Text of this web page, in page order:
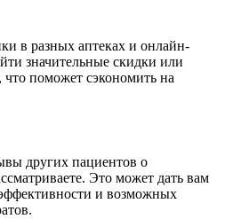
в разных аптеках и онлайн-
значительные скидки или
поможет сэкономить на
других пациентов о
Это может дать вам
и возможных